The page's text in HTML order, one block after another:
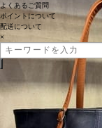
よくあるご質問
ポイントについて
配送について
×